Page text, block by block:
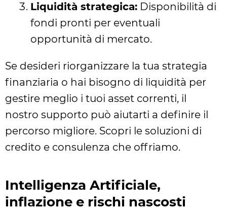
Liquidità strategica: Disponibilità di
fondi pronti per eventuali
opportunità di mercato.
Se desideri riorganizzare la tua strategia
finanziaria o hai bisogno di liquidità per
gestire meglio i tuoi asset correnti, il
nostro supporto può aiutarti a definire il
percorso migliore. Scopri le soluzioni di
credito e consulenza che offriamo.
Intelligenza Artificiale,
inflazione e rischi nascosti